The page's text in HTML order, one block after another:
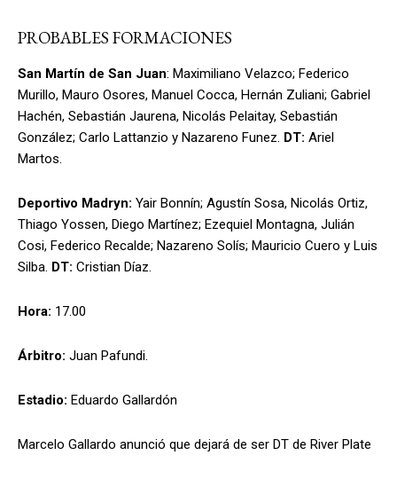
PROBABLES FORMACIONES
San Martín de San Juan: Maximiliano Velazco; Federico
Murillo, Mauro Osores, Manuel Cocca, Hernán Zuliani; Gabriel
Hachén, Sebastián Jaurena, Nicolás Pelaitay, Sebastián
González; Carlo Lattanzio y Nazareno Funez. DT: Ariel
Martos.
Deportivo Madryn: Yair Bonnín; Agustín Sosa, Nicolás Ortiz,
Thiago Yossen, Diego Martínez; Ezequiel Montagna, Julián
Cosi, Federico Recalde; Nazareno Solís; Mauricio Cuero y Luis
Silba. DT: Cristian Díaz.
Hora: 17.00
Árbitro: Juan Pafundi.
Estadio: Eduardo Gallardón
Marcelo Gallardo anunció que dejará de ser DT de River Plate